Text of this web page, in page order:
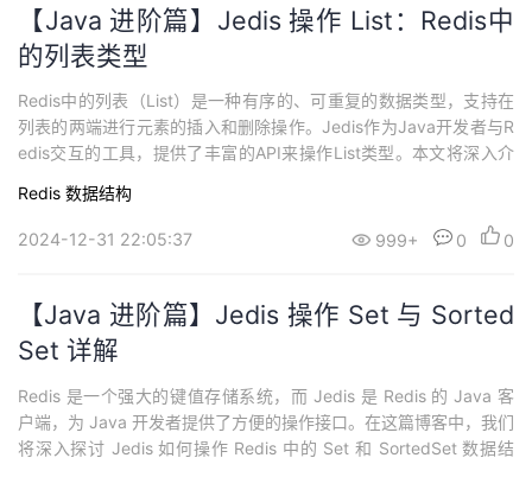
【Java 进阶篇】Jedis 操作 List：Redis中
的列表类型
Redis中的列表（List）是一种有序的、可重复的数据类型，支持在
列表的两端进行元素的插入和删除操作。Jedis作为Java开发者与R
edis交互的工具，提供了丰富的API来操作List类型。本文将深入介
细的解释，助你轻松掌握Jedis中List的各种操作。 Jedis中List的基
本操作 1. 在列表两端插入元素在...
Redis 数据结构
2024-12-31 22:05:37 999+ 0 0
【Java 进阶篇】Jedis 操作 Set 与 Sorted
Set 详解
Redis 是一个强大的键值存储系统，而 Jedis 是 Redis 的 Java 客
户端，为 Java 开发者提供了方便的操作接口。在这篇博客中，我们
将深入探讨 Jedis 如何操作 Redis 中的 Set 和 SortedSet 数据结